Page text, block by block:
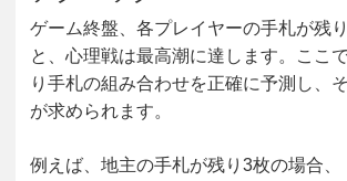
ゲーム終盤、各プレイヤーの手札が残
と、心理戦は最高潮に達します。ここ
り手札の組み合わせを正確に予測し、
が求められます。
例えば、地主の手札が残り3枚の場合、